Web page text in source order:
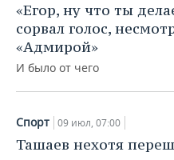
«Егор, ну что ты
сорвал голос,
«Адмирой»
И было от чего
Спорт 09 июл, 07:00
Ташаев нехотя